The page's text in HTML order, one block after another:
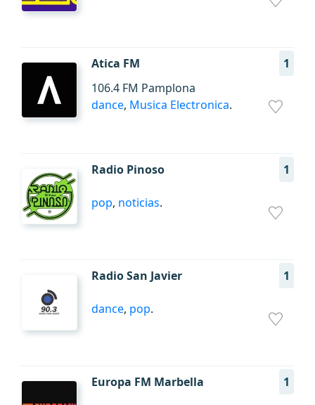
Atica FM
1
106.4 FM Pamplona
dance, Musica Electronica.
Radio Pinoso 1
pop, noticias.
Radio San Javier 1
dance, pop.
Europa FM Marbella 1